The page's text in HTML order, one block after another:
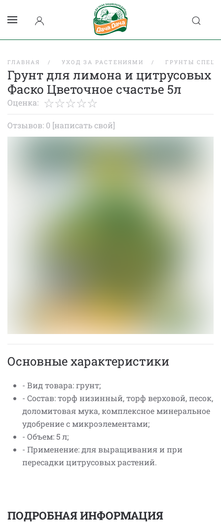
ГЛАВНАЯ УХОД ЗА РАСТЕНИЯМИ ГРУНТЫ
Грунт для лимона и цитрусовых
Фаско Цветочное счастье 5л
Оценка:
Отзывов: 0 [написать свой]
Основные характеристики
- Вид товара: грунт;
- Состав: торф низинный, торф верховой, песок,
доломитовая мука, комплексное минеральное
удобрение с микроэлементами;
- Объем: 5 л;
- Применение: для выращивания и при
пересадки цитрусовых растений.
ПОДРОБНАЯ ИНФОРМАЦИЯ